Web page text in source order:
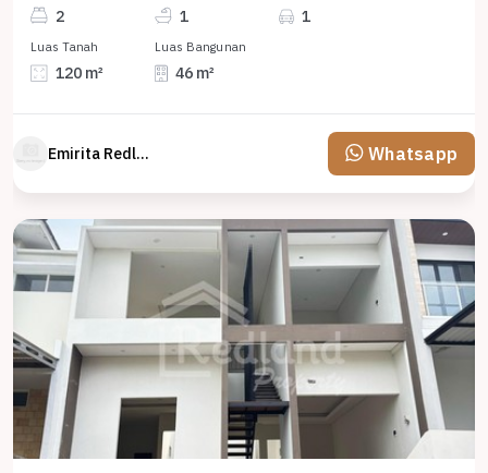
2 1 1
Luas Tanah
120 m²
Luas Bangunan
46 m²
Emirita Redland Whatsapp